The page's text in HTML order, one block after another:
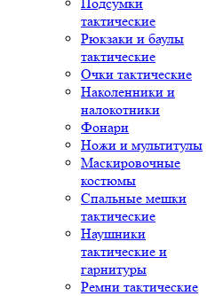
тактические
Рюкзаки и баулы
тактические
Очки тактические
Наколенники и
налокотники
Фонари
Ножи и мультитулы
Маскировочные
костюмы
Спальные мешки
тактические
Наушники
тактические и
гарнитуры
Ремни тактические